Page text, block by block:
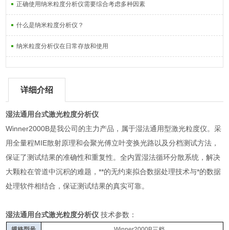
正确使用纳米粒度分析仪需要综合考虑多种因素
什么是纳米粒度分析仪？
纳米粒度分析仪在日常存放和使用
详细介绍
湿法通用台式激光粒度分析仪
Winner2000B是我公司的主力产品，属于湿法通用型激光粒度仪。采
用全量程MIE散射原理和会聚光傅立叶变换光路以及分档测试方法，
保证了测试结果的准确性和重复性。全内置湿法循环分散系统，解决
大颗粒在管道中沉积的难题，**的无约束拟合数据处理技术与*的数据
处理软件相结合，保证测试结果的真实可靠。
湿法通用台式激光粒度分析仪 技术参数：